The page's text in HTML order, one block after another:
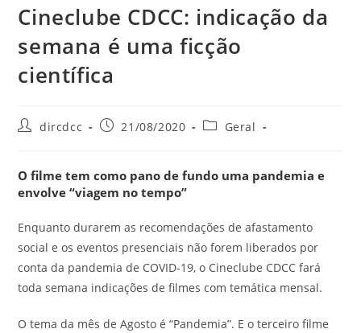
Cineclube CDCC: indicação da
semana é uma ficção
científica
dircdcc 21/08/2020 Geral
O filme tem como pano de fundo uma pandemia e
envolve “viagem no tempo”
Enquanto durarem as recomendações de afastamento
social e os eventos presenciais não forem liberados por
conta da pandemia de COVID-19, o Cineclube CDCC fará
toda semana indicações de filmes com temática mensal.
O tema da mês de Agosto é “Pandemia”. E o terceiro filme